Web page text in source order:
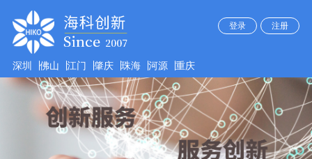
登录 注册
深圳 佛山 江门 肇庆 珠海 河源 重庆